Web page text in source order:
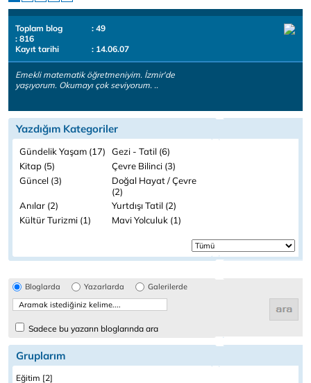
Toplam blog
: 49
: 816
Kayıt tarihi
: 14.06.07
Emekli matematik öğretmeniyim. İzmir'de
yaşıyorum. Okumayı çok seviyorum. ..
Yazdığım Kategoriler
Gündelik Yaşam (17)
Gezi - Tatil (6)
Kitap (5)
Çevre Bilinci (3)
Güncel (3)
Doğal Hayat / Çevre
(2)
Anılar (2)
Yurtdışı Tatil (2)
Kültür Turizmi (1)
Mavi Yolculuk (1)
Bloglarda Yazarlarda Galerilerde
Sadece bu yazarın bloglarında ara
Gruplarım
Eğitim [2]